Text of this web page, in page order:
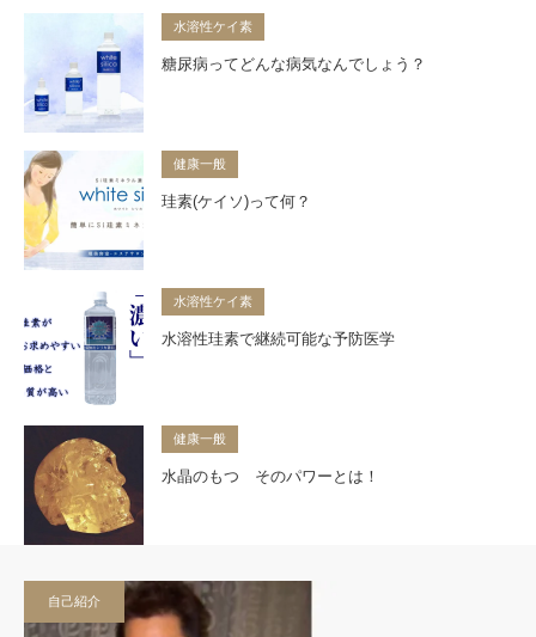
水溶性ケイ素
糖尿病ってどんな病気なんでしょう？
健康一般
珪素(ケイソ)って何？
水溶性ケイ素
水溶性珪素で継続可能な予防医学
健康一般
水晶のもつ そのパワーとは！
自己紹介